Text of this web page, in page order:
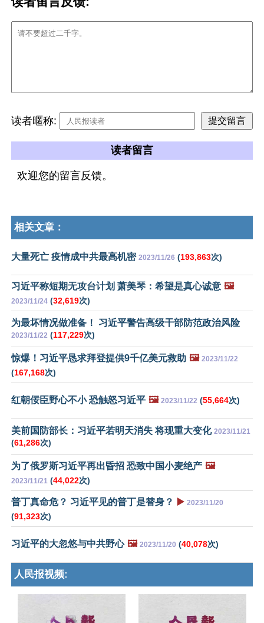
读者暱称:
读者留言
欢迎您的留言反馈。
相关文章：
大量死亡 疫情成中共最高机密 2023/11/26 (193,863次)
习近平称短期无攻台计划 萧美琴：希望是真心诚意 🖼️
2023/11/24 (32,619次)
为最坏情况做准备！ 习近平警告高级干部防范政治风险
2023/11/22 (117,229次)
惊爆！习近平恳求拜登提供9千亿美元救助 🖼️ 2023/11/22
(167,168次)
红朝佞臣野心不小 恐触怒习近平 🖼️ 2023/11/22 (55,664次)
美前国防部长：习近平若明天消失 将现重大变化 2023/11/21
(61,286次)
为了俄罗斯习近平再出昏招 恐致中国小麦绝产 🖼️
2023/11/21 (44,022次)
普丁真命危？ 习近平见的普丁是替身？ ▶️ 2023/11/20
(91,323次)
习近平的大忽悠与中共野心 🖼️ 2023/11/20 (40,078次)
人民报视频: